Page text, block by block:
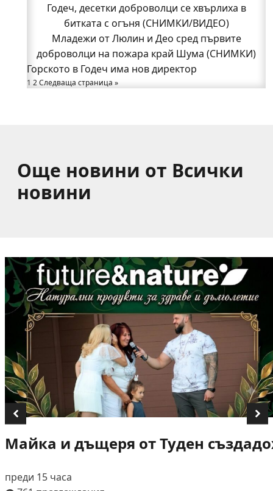
Годеч, десетки доброволци се хвърлиха в
битката с огъня (СНИМКИ/ВИДЕО)
Полицията влиза в селата
Възможни са прекъсвания на тока утре в части
от община Годеч
Какво накара Яна и Станимир да изберат Годеч
Годеч, десетки доброволци се хвърлиха в
битката с огъня (СНИМКИ/ВИДЕО)
Младежи от Люлин и Део сред първите
доброволци на пожара край Шума (СНИМКИ)
Горското в Годеч има нов директор
1 2Следваща страница »
Още новини от Всички
новини
Майка и дъщеря от Туден
преди 15 часа